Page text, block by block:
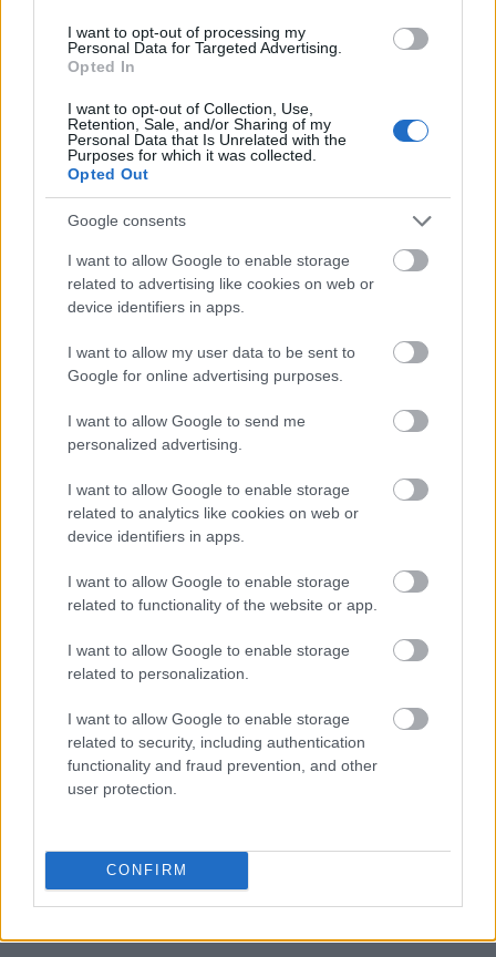
I want to opt-out of processing my
Personal Data for Targeted Advertising.
Opted In
I want to opt-out of Collection, Use,
Retention, Sale, and/or Sharing of my
Personal Data that Is Unrelated with the
Purposes for which it was collected.
Opted Out
Google consents
I want to allow Google to enable storage
related to advertising like cookies on web or
device identifiers in apps.
I want to allow my user data to be sent to
Google for online advertising purposes.
I want to allow Google to send me
personalized advertising.
I want to allow Google to enable storage
related to analytics like cookies on web or
device identifiers in apps.
I want to allow Google to enable storage
related to functionality of the website or app.
I want to allow Google to enable storage
related to personalization.
I want to allow Google to enable storage
related to security, including authentication
functionality and fraud prevention, and other
user protection.
CONFIRM